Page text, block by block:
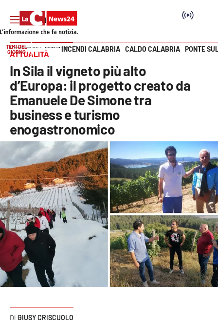
SEZIONI
Cronaca
Politica
Attualità
Economia e lavoro
Italia Mondo
Sanità
Sport
Cultura
Vai
TEMI DEL
GIORNO
INCENDI CALABRIA CALDO CALABRIA PONTE
HOME PAGE ATTUALITÀ
ATTUALITÀ
In Sila il vigneto più alto
d’Europa: il progetto creato da
Emanuele De Simone tra
business e turismo
enogastronomico
GIUSY CRISCUOLO